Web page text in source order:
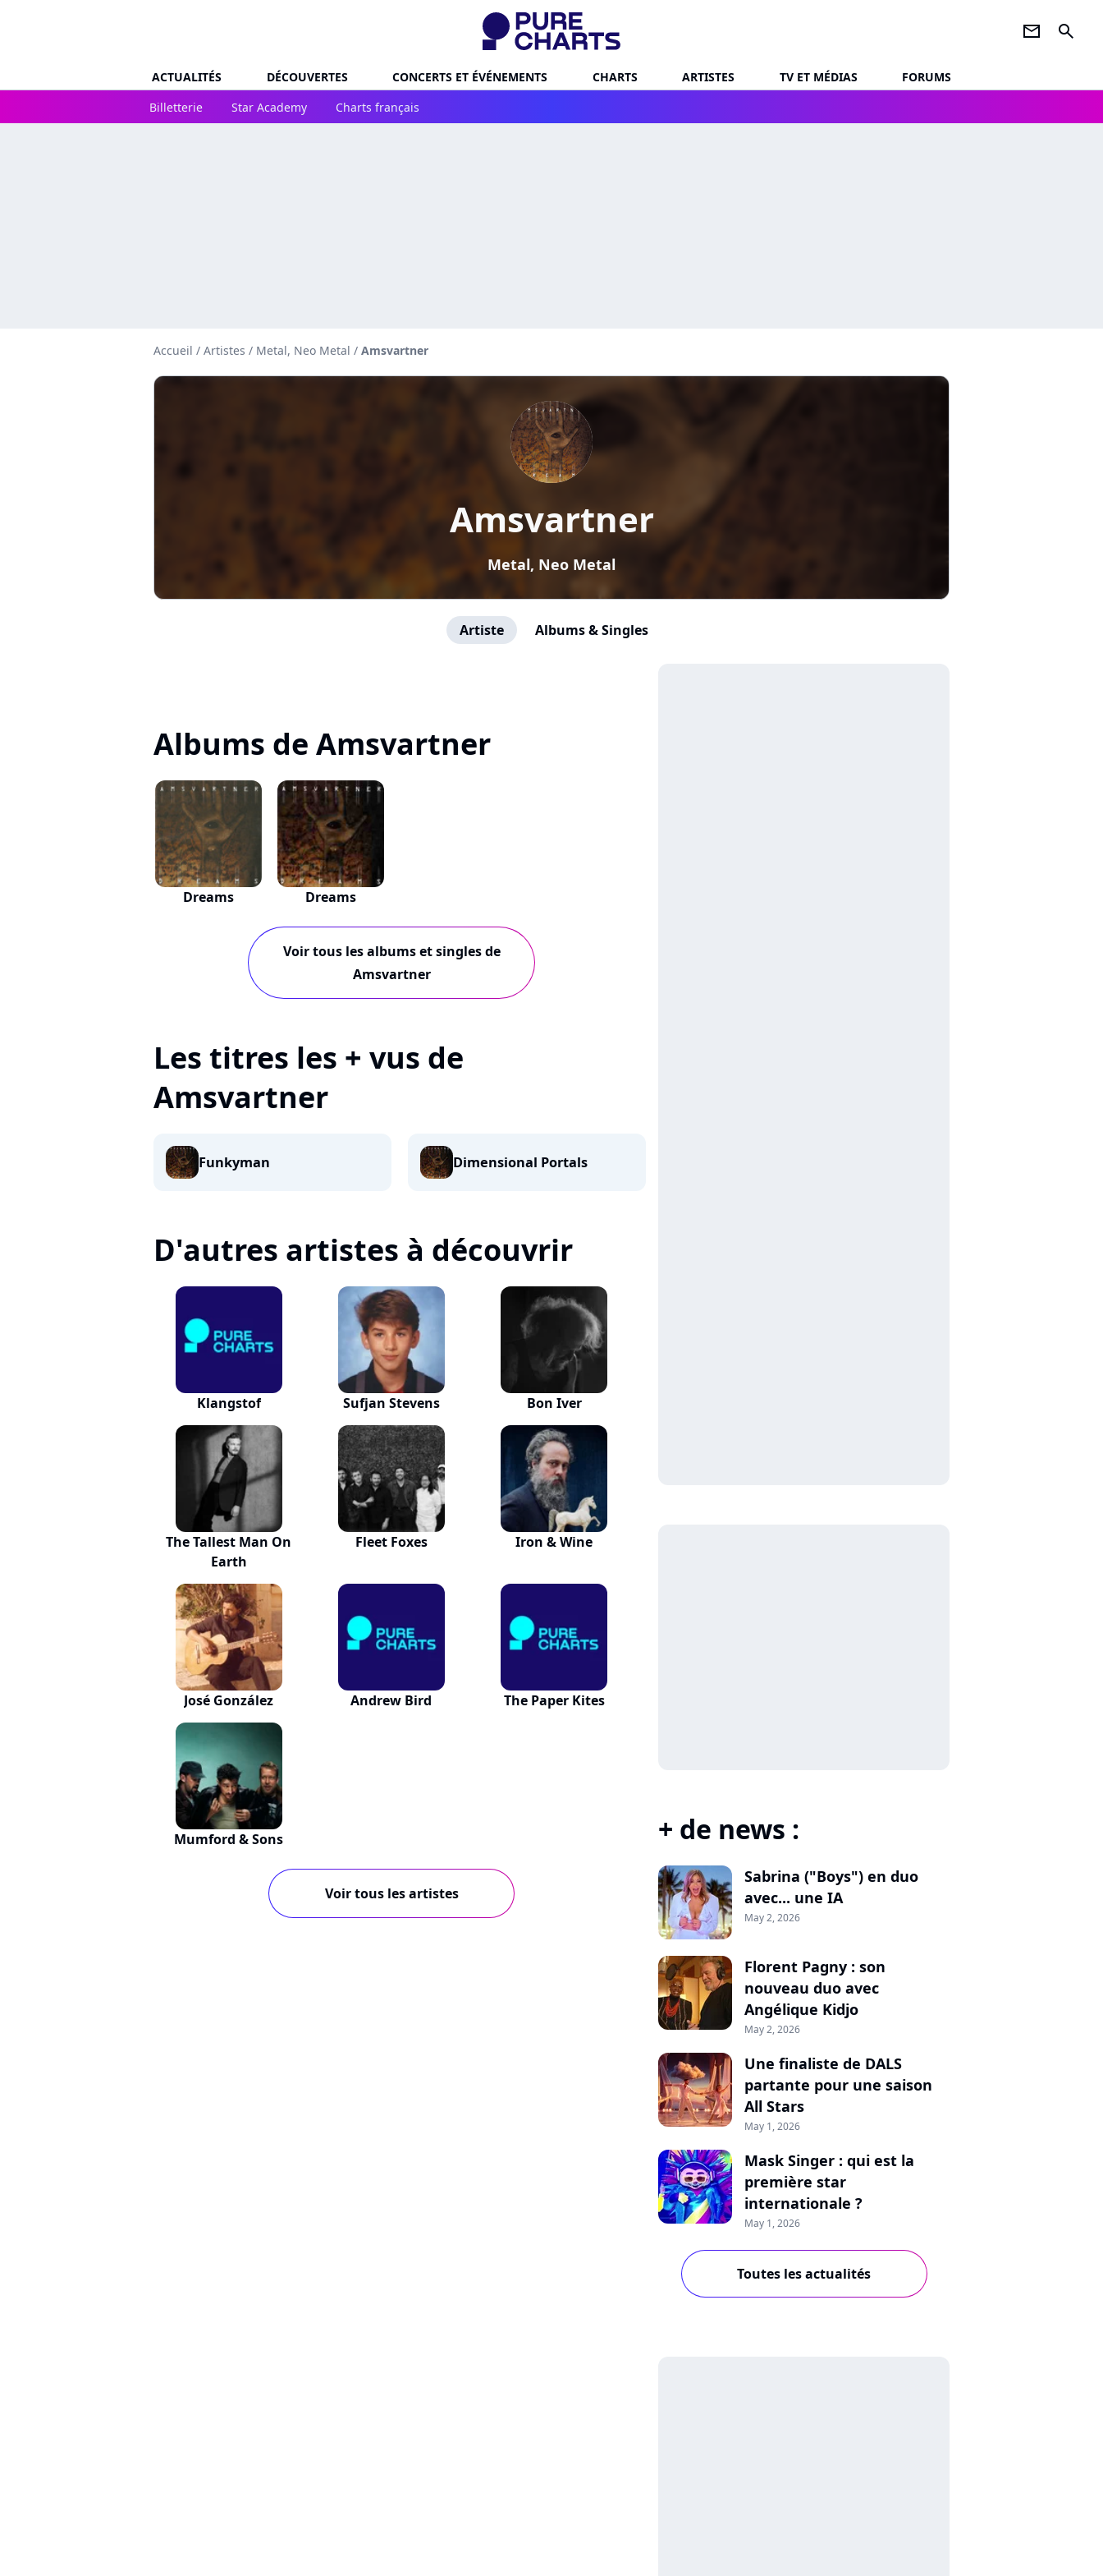
newsletter search
ACTUALITÉS DÉCOUVERTES CONCERTS ET ÉVÉNEMENTS CHARTS ARTISTES TV ET MÉDIAS
FORUMS
Billetterie
Star Academy Charts français
Accueil / Artistes / Metal, Neo Metal / Amsvartner
Amsvartner
Metal, Neo Metal
Artiste Albums & Singles
Albums de Amsvartner
Dreams Dreams
Voir tous les albums et singles de
Amsvartner
Les titres les + vus de
Amsvartner
Funkyman Dimensional Portals
D'autres artistes à découvrir
Klangstof Sufjan Stevens Bon Iver
The Tallest Man On
Earth
Fleet Foxes Iron & Wine
José González Andrew Bird The Paper Kites
Mumford & Sons
Voir tous les artistes
+ de news :
Sabrina ("Boys") en duo
avec... une IA
May 2, 2026
Florent Pagny : son
nouveau duo avec
Angélique Kidjo
May 2, 2026
Une finaliste de DALS
partante pour une saison
All Stars
May 1, 2026
Mask Singer : qui est la
première star
internationale ?
May 1, 2026
Toutes les actualités